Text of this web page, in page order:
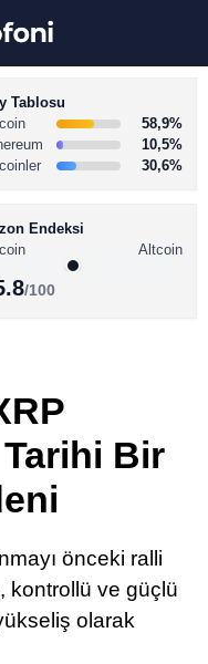
Youtube
TikTok
LinkedIn
Tablosu
58,9%
10,5%
30,6%
Endeksi
Altcoin
/100
Tarihi Bir
önceki ralli
kontrollü ve güçlü
olarak